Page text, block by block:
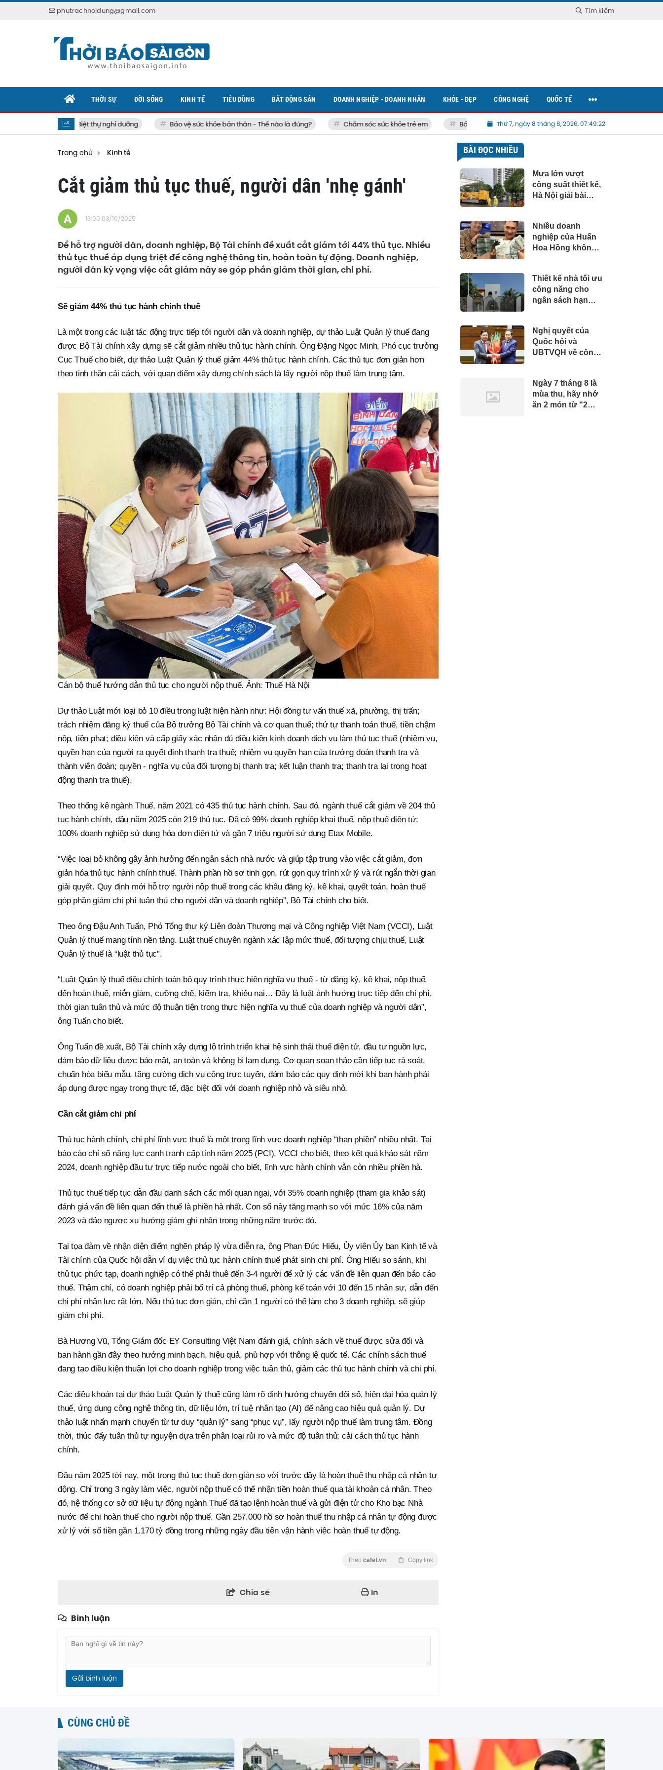
phutrachnoidung@gmail.com Tìm kiếm
Biệt thự nghỉ dưỡng Bảo vệ sức khỏe bản thân - Thế nào là đúng? Chăm sóc sức khỏe trẻ em Bất động sản Việt NamThứ 7, ngày 8 tháng 8, 2026, 07:49:24
THỜI SỰ ĐỜI SỐNG KINH TẾ TIÊU DÙNG BẤT ĐỘNG SẢN DOANH NGHIỆP - DOANH NHÂN KHỎE - ĐẸP CÔNG NGHỆ QUỐC TẾ
Trang chủ Kinh tế
Cắt giảm thủ tục thuế, người dân 'nhẹ gánh'
13:00 03/10/2025
Để hỗ trợ người dân, doanh nghiệp, Bộ Tài chính đề xuất cắt giảm tới 44% thủ tục. Nhiều
thủ tục thuế áp dụng triệt để công nghệ thông tin, hoàn toàn tự động. Doanh nghiệp,
người dân kỳ vọng việc cắt giảm này sẽ góp phần giảm thời gian, chi phí.
Sẽ giảm 44% thủ tục hành chính thuế
Là một trong các luật tác động trực tiếp tới người dân và doanh nghiệp, dự thảo Luật Quản lý thuế đang
được Bộ Tài chính xây dựng sẽ cắt giảm nhiều thủ tục hành chính. Ông Đặng Ngọc Minh, Phó cục trưởng
Cục Thuế cho biết, dự thảo Luật Quản lý thuế giảm 44% thủ tục hành chính. Các thủ tục đơn giản hơn
theo tinh thần cải cách, với quan điểm xây dựng chính sách là lấy người nộp thuế làm trung tâm.
Cán bộ thuế hướng dẫn thủ tục cho người nộp thuế. Ảnh: Thuế Hà Nội
Dự thảo Luật mới loại bỏ 10 điều trong luật hiện hành như: Hội đồng tư vấn thuế xã, phường, thị trấn;
trách nhiệm đăng ký thuế của Bộ trưởng Bộ Tài chính và cơ quan thuế; thứ tự thanh toán thuế, tiền chậm
nộp, tiền phạt; điều kiện và cấp giấy xác nhận đủ điều kiện kinh doanh dịch vụ làm thủ tục thuế (nhiệm vụ,
quyền hạn của người ra quyết định thanh tra thuế; nhiệm vụ quyền hạn của trưởng đoàn thanh tra và
thành viên đoàn; quyền - nghĩa vụ của đối tượng bị thanh tra; kết luận thanh tra; thanh tra lại trong hoạt
động thanh tra thuế).
Theo thống kê ngành Thuế, năm 2021 có 435 thủ tục hành chính. Sau đó, ngành thuế cắt giảm về 204 thủ
tục hành chính, đầu năm 2025 còn 219 thủ tục. Đã có 99% doanh nghiệp khai thuế, nộp thuế điện tử;
100% doanh nghiệp sử dụng hóa đơn điện tử và gần 7 triệu người sử dụng Etax Mobile.
“Việc loại bỏ không gây ảnh hưởng đến ngân sách nhà nước và giúp tập trung vào việc cắt giảm, đơn
giản hóa thủ tục hành chính thuế. Thành phần hồ sơ tinh gọn, rút gọn quy trình xử lý và rút ngắn thời gian
giải quyết. Quy định mới hỗ trợ người nộp thuế trong các khâu đăng ký, kê khai, quyết toán, hoàn thuế
góp phần giảm chi phí tuân thủ cho người dân và doanh nghiệp”, Bộ Tài chính cho biết.
Theo ông Đậu Anh Tuấn, Phó Tổng thư ký Liên đoàn Thương mại và Công nghiệp Việt Nam (VCCI), Luật
Quản lý thuế mang tính nền tảng. Luật thuế chuyên ngành xác lập mức thuế, đối tượng chịu thuế, Luật
Quản lý thuế là “luật thủ tục”.
“Luật Quản lý thuế điều chỉnh toàn bộ quy trình thực hiện nghĩa vụ thuế - từ đăng ký, kê khai, nộp thuế,
đến hoàn thuế, miễn giảm, cưỡng chế, kiểm tra, khiếu nại… Đây là luật ảnh hưởng trực tiếp đến chi phí,
thời gian tuân thủ và mức độ thuận tiện trong thực hiện nghĩa vụ thuế của doanh nghiệp và người dân”,
ông Tuấn cho biết.
Ông Tuấn đề xuất, Bộ Tài chính xây dựng lộ trình triển khai hệ sinh thái thuế điện tử, đầu tư nguồn lực,
đảm bảo dữ liệu được bảo mật, an toàn và không bị lạm dụng. Cơ quan soạn thảo cần tiếp tục rà soát,
chuẩn hóa biểu mẫu, tăng cường dịch vụ công trực tuyến, đảm bảo các quy định mới khi ban hành phải
áp dụng được ngay trong thực tế, đặc biệt đối với doanh nghiệp nhỏ và siêu nhỏ.
Cần cắt giảm chi phí
Thủ tục hành chính, chi phí lĩnh vực thuế là một trong lĩnh vực doanh nghiệp “than phiền” nhiều nhất. Tại
báo cáo chỉ số năng lực cạnh tranh cấp tỉnh năm 2025 (PCI), VCCI cho biết, theo kết quả khảo sát năm
2024, doanh nghiệp đầu tư trực tiếp nước ngoài cho biết, lĩnh vực hành chính vẫn còn nhiều phiền hà.
Thủ tục thuế tiếp tục dẫn đầu danh sách các mối quan ngại, với 35% doanh nghiệp (tham gia khảo sát)
đánh giá vấn đề liên quan đến thuế là phiền hà nhất. Con số này tăng mạnh so với mức 16% của năm
2023 và đảo ngược xu hướng giảm ghi nhận trong những năm trước đó.
Tại tọa đàm về nhận diện điểm nghẽn pháp lý vừa diễn ra, ông Phan Đức Hiếu, Ủy viên Ủy ban Kinh tế và
Tài chính của Quốc hội dẫn ví dụ việc thủ tục hành chính thuế phát sinh chi phí. Ông Hiếu so sánh, khi
thủ tục phức tạp, doanh nghiệp có thể phải thuê đến 3-4 người để xử lý các vấn đề liên quan đến báo cáo
thuế. Thậm chí, có doanh nghiệp phải bố trí cả phòng thuế, phòng kế toán với 10 đến 15 nhân sự, dẫn đến
chi phí nhân lực rất lớn. Nếu thủ tục đơn giản, chỉ cần 1 người có thể làm cho 3 doanh nghiệp, sẽ giúp
giảm chi phí.
Bà Hương Vũ, Tổng Giám đốc EY Consulting Việt Nam đánh giá, chính sách về thuế được sửa đổi và
ban hành gần đây theo hướng minh bạch, hiệu quả, phù hợp với thông lệ quốc tế. Các chính sách thuế
đang tạo điều kiện thuận lợi cho doanh nghiệp trong việc tuân thủ, giảm các thủ tục hành chính và chi phí.
Các điều khoản tại dự thảo Luật Quản lý thuế cũng làm rõ định hướng chuyển đổi số, hiện đại hóa quản lý
thuế, ứng dụng công nghệ thông tin, dữ liệu lớn, trí tuệ nhân tạo (AI) để nâng cao hiệu quả quản lý. Dự
thảo luật nhấn mạnh chuyển từ tư duy “quản lý” sang “phục vụ”, lấy người nộp thuế làm trung tâm. Đồng
thời, thúc đẩy tuân thủ tự nguyện dựa trên phân loại rủi ro và mức độ tuân thủ; cải cách thủ tục hành
chính.
Đầu năm 2025 tới nay, một trong thủ tục thuế đơn giản so với trước đây là hoàn thuế thu nhập cá nhân tự
động. Chỉ trong 3 ngày làm việc, người nộp thuế có thể nhận tiền hoàn thuế qua tài khoản cá nhân. Theo
đó, hệ thống cơ sở dữ liệu tự động ngành Thuế đã tạo lệnh hoàn thuế và gửi điện tử cho Kho bạc Nhà
nước để chi hoàn thuế cho người nộp thuế. Gần 257.000 hồ sơ hoàn thuế thu nhập cá nhân tự động được
xử lý với số tiền gần 1.170 tỷ đồng trong những ngày đầu tiên vận hành việc hoàn thuế tự động.
Theo cafef.vn Copy link
Chia sẻ In
Bình luận
Gửi bình luận
BÀI ĐỌC NHIỀU
Mưa lớn vượt
công suất thiết kế,
Hà Nội giải bài
Nhiều doanh
nghiệp của Huấn
Hoa Hồng không
Thiết kế nhà tối ưu
công năng cho
ngân sách hạn
Nghị quyết của
Quốc hội và
UBTVQH về công
Ngày 7 tháng 8 là
mùa thu, hãy nhớ
ăn 2 món từ "2
CÙNG CHỦ ĐỀ